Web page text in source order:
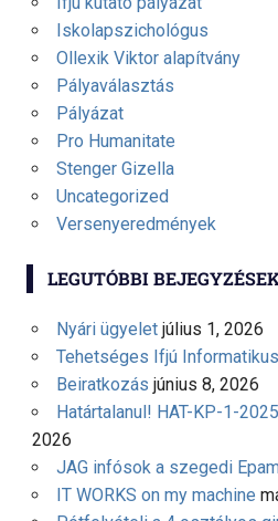
Iskolapszichológus
Ollexik Viktor alapítvány
Pályaválasztás
Pályázat
Pro Humanitate
Stenger Gizella
Uncategorized
Versenyeredmények
LEGUTÓBBI
Nyári ügyelet július 1, 2026
Tehetséges Ifjú
Beiratkozás június 8, 2026
Határtalanul! HAT-KP-1-
2026
JAG infósok a szegedi
IT WORKS on my machine